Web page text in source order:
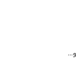
ماژول تولید بخار سرد با ورودی 5V USB به همراه پیزو